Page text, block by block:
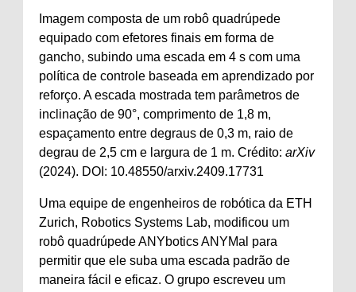
Imagem composta de um robô quadrúpede
equipado com efetores finais em forma de
gancho, subindo uma escada em 4 s com uma
política de controle baseada em aprendizado por
reforço. A escada mostrada tem parâmetros de
inclinação de 90°, comprimento de 1,8 m,
espaçamento entre degraus de 0,3 m, raio de
degrau de 2,5 cm e largura de 1 m. Crédito: arXiv
(2024). DOI: 10.48550/arxiv.2409.17731
Uma equipe de engenheiros de robótica da ETH
Zurich, Robotics Systems Lab, modificou um
robô quadrúpede ANYbotics ANYMal para
permitir que ele suba uma escada padrão de
maneira fácil e eficaz. O grupo escreveu um